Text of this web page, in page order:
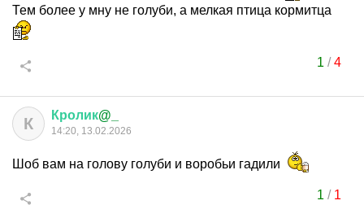
Тем более у мну не голуби, а мелкая птица кормитца
1 /4
К Кролик@_
14:20, 13.02.2026
Шоб вам на голову голуби и воробьи гадили
1 / 1